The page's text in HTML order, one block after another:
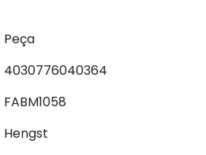
Peça
4030776040364
FABM1058
Hengst